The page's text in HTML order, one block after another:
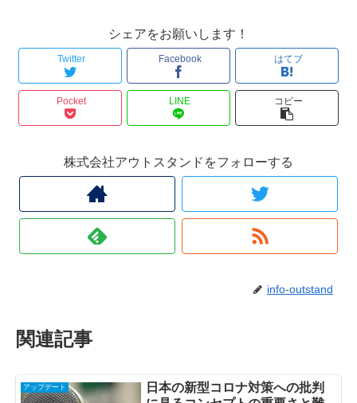
シェアをお願いします！
Twitter Facebook はてブ
Pocket LINE コピー
株式会社アウトスタンドをフォローする
info-outstand
関連記事
アップデート
日本の新型コロナ対策への批判